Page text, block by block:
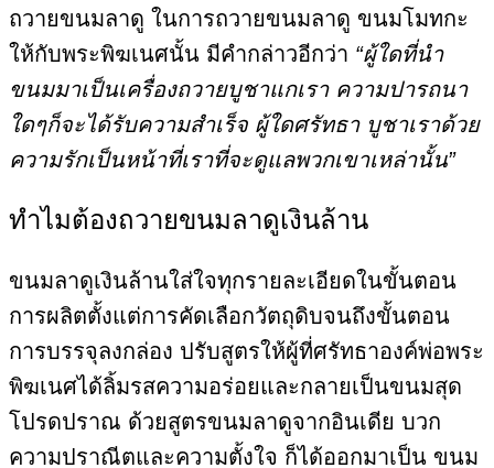
ถวายขนมลาดู ในการถวายขนมลาดู ขนมโมทกะ
ให้กับพระพิฆเนศนั้น มีคำกล่าวอีกว่า “ผู้ใดที่นำ
ขนมมาเป็นเครื่องถวายบูชาแกเรา ความปารถนา
ใดๆก็จะได้รับความสำเร็จ ผู้ใดศรัทธา บูชาเราด้วย
ความรักเป็นหน้าที่เราที่จะดูแลพวกเขาเหล่านั้น”
ทำไมต้องถวายขนมลาดูเงินล้าน
ขนมลาดูเงินล้านใส่ใจทุกรายละเอียดในขั้นตอน
การผลิตตั้งแต่การคัดเลือกวัตถุดิบจนถึงขั้นตอน
การบรรจุลงกล่อง ปรับสูตรให้ผู้ที่ศรัทธาองค์พ่อพระ
พิฆเนศได้ลิ้มรสความอร่อยและกลายเป็นขนมสุด
โปรดปราณ ด้วยสูตรขนมลาดูจากอินเดีย บวก
ความปราณีตและความตั้งใจ ก็ได้ออกมาเป็น ขนม